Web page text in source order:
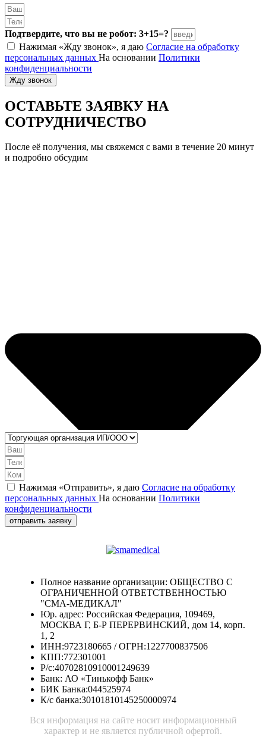
Подтвердите, что вы не робот: 3+15=?
Нажимая «Жду звонок», я даю Согласие на обработку
персональных данных На основании Политики
конфиденциальности
Жду звонок
ОСТАВЬТЕ ЗАЯВКУ НА
СОТРУДНИЧЕСТВО
После её получения, мы свяжемся с вами в течение 20 минут
и подробно обсудим
Нажимая «Отправить», я даю Согласие на обработку
персональных данных На основании Политики
конфиденциальности
отправить заявку
Полное название организации: ОБЩЕСТВО С
ОГРАНИЧЕННОЙ ОТВЕТСТВЕННОСТЬЮ
"СМА-МЕДИКАЛ"
Юр. адрес: Российская Федерация, 109469,
МОСКВА Г, Б-Р ПЕРЕРВИНСКИЙ, дом 14, корп.
1, 2
ИНН:9723180665 / ОГРН:1227700837506
КПП:772301001
Р/с:40702810910001249639
Банк: АО «Тинькофф Банк»
БИК Банка:044525974
К/с банка:30101810145250000974
Вся информация на сайте носит информационный
характер и не является публичной офертой.